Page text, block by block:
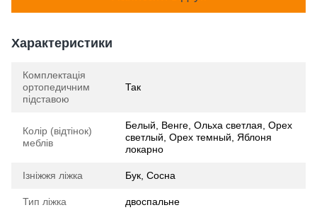
Характеристики
Комплектація
ортопедичним
підставою
Так
Колір (відтінок)
меблів
Белый, Венге, Ольха светлая, Орех
светлый, Орех темный, Яблоня
локарно
Ізніжжя ліжка Бук, Сосна
Тип ліжка двоспальне